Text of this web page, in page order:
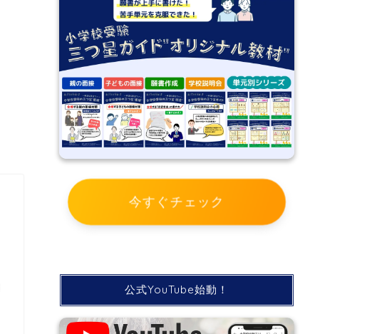
今すぐチェック
公式YouTube始動！